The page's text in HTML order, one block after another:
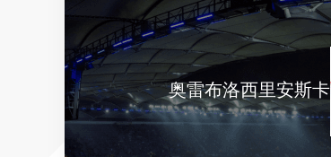
奥雷布洛西里安斯卡